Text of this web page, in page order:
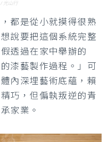
光山行
都是從小就摸得很熟
說要把這個系統完整
透過在家中舉辦的
漆藝製作過程。」可
內深埋藝術底蘊，賴
巧，但偏執叛逆的青
家業。